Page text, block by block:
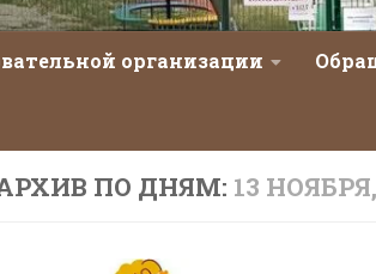
организации
ПО ДНЯМ: 13